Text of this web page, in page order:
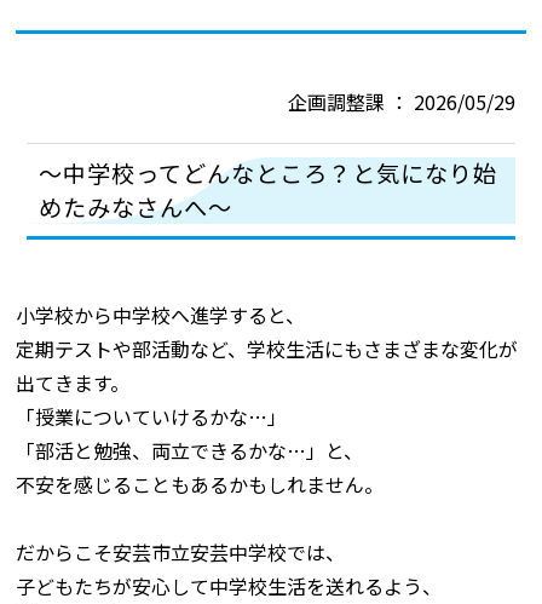
企画調整課 ： 2026/05/29
～中学校ってどんなところ？と気になり始
めたみなさんへ～
小学校から中学校へ進学すると、
定期テストや部活動など、学校生活にもさまざまな変化が
出てきます。
「授業についていけるかな…」
「部活と勉強、両立できるかな…」と、
不安を感じることもあるかもしれません。
だからこそ安芸市立安芸中学校では、
子どもたちが安心して中学校生活を送れるよう、